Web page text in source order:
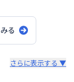
る
さらに表示する ▼